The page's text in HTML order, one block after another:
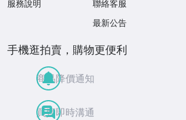
服務說明
聯絡客服
最新公告
手機逛拍賣，購物更便利
商品降價通知
買賣即時溝通